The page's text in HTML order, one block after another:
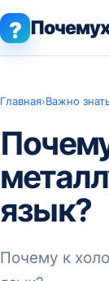
?
Главная›Важно
язык?
Почему к